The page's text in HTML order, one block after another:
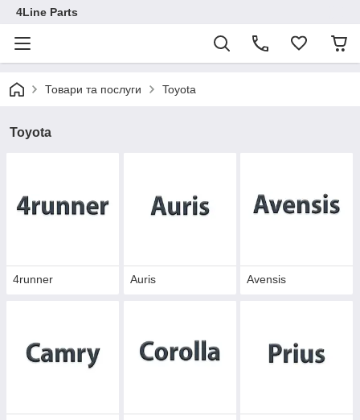
4Line Parts
Товари та послуги Toyota
Toyota
4runner Auris Avensis